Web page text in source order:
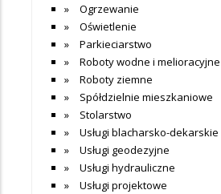
Ogrzewanie
Oświetlenie
Parkieciarstwo
Roboty wodne i melioracyjne
Roboty ziemne
Spółdzielnie mieszkaniowe
Stolarstwo
Usługi blacharsko-dekarskie
Usługi geodezyjne
Usługi hydrauliczne
Usługi projektowe